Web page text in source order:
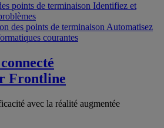
points de terminaison Identifiez et
des points de terminaison Automatisez
courantes
Frontline
avec la réalité augmentée